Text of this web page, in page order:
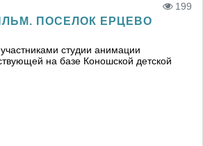
199
ПОСЕЛОК ЕРЦЕВО
студии анимации
на базе Коношской детской